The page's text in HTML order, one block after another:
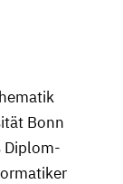
Bonn
Diplom-